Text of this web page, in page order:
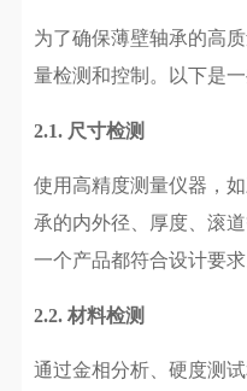
为了确保薄壁轴承的高
量检测和控制。以下是
2.1. 尺寸检测
使用高精度测量仪器，
承的内外径、厚度、滚
一个产品都符合设计要求
2.2. 材料检测
通过金相分析、硬度测